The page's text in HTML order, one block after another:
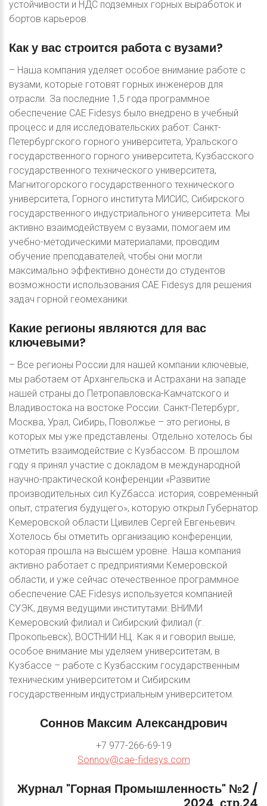
устойчивости и НДС подземных горных выработок и
бортов карьеров.
Каку васстроится работас вузами?
– Наша компания уделяет особое внимание работе с
вузами, которые готовят горных инженеров для
отрасли. За последние 1,5 года программное
обеспечение CAE Fidesys было внедрено в учебный
процесс и для исследовательских работ: Санкт-
Петербургского горного университета, Уральского
государственного горного университета, Кузбасского
государственного технического университета,
Магнитогорского государственного технического
университета, Горного института МИСИС, Сибирского
государственного индустриального университета. Мы
активно взаимодействуем с вузами, помогаем им
учебно-методическими материалами, проводим
обучение преподавателей, чтобы они могли
максимально эффективно донести до студентов
возможности использования CAE Fidesys для решения
задач горной геомеханики.
Какие регионы являются для вас
ключевыми?
– Все регионы России для нашей компании ключевые,
мы работаем от Архангельска и Астрахани на западе
нашей страны до Петропавловска-Камчатского и
Владивостока на востоке России. Санкт-Петербург,
Москва, Урал, Сибирь, Поволжье – это регионы, в
которых мы уже представлены. Отдельно хотелось бы
отметить взаимодействие с Кузбассом. В прошлом
году я принял участие с докладом в международной
научно-практической конференции «Развитие
производительных сил КуZбасса: история, современный
опыт, стратегия будущего», которую открыл Губернатор
Кемеровской области Цивилев Сергей Евгеньевич.
Хотелось бы отметить организацию конференции,
которая прошла на высшем уровне. Наша компания
активно работает с предприятиями Кемеровской
области, и уже сейчас отечественное программное
обеспечение CAE Fidesys используется компанией
СУЭК, двумя ведущими институтами: ВНИМИ
Кемеровский филиал и Сибирский филиал (г.
Прокопьевск), ВОСТНИИ НЦ. Как я и говорил выше,
особое внимание мы уделяем университетам, в
Кузбассе – работе с Кузбасским государственным
техническим университетом и Сибирским
государственным индустриальным университетом.
Соннов Максим Александрович
+7 977-266-69-19
Sonnov@cae-fidesys.com
Журнал "Горная Промышленность" №2 /